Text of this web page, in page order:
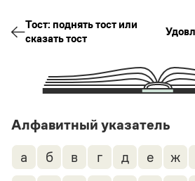
Алфавитный указатель
м
н о п р с т
ш
э я